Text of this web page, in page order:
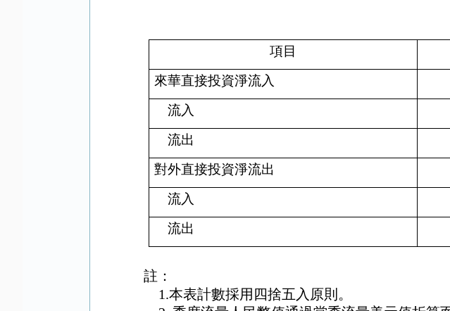
項目
來華直接投資淨流入
流入
流出
對外直接投資淨流出
流入
流出
註：
1.本表計數採用四捨五入原則。